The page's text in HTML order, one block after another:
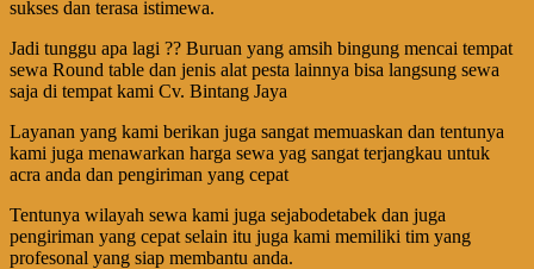
sukses dan terasa istimewa.
Jadi tunggu apa lagi ?? Buruan yang amsih bingung mencai tempat
sewa Round table dan jenis alat pesta lainnya bisa langsung sewa
saja di tempat kami Cv. Bintang Jaya
Layanan yang kami berikan juga sangat memuaskan dan tentunya
kami juga menawarkan harga sewa yag sangat terjangkau untuk
acra anda dan pengiriman yang cepat
Tentunya wilayah sewa kami juga sejabodetabek dan juga
pengiriman yang cepat selain itu juga kami memiliki tim yang
profesonal yang siap membantu anda.